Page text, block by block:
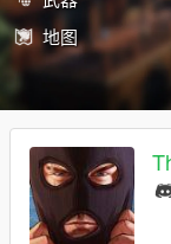
地图